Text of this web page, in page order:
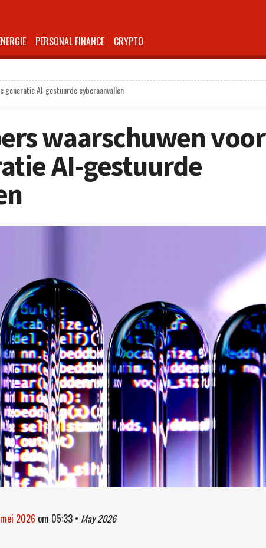
PERSONAL FINANCE CRYPTO
generatie AI-gestuurde cyberaanvallen
waarschuwen voor
AI-gestuurde
mei 2026 om 05:33 • May 2026